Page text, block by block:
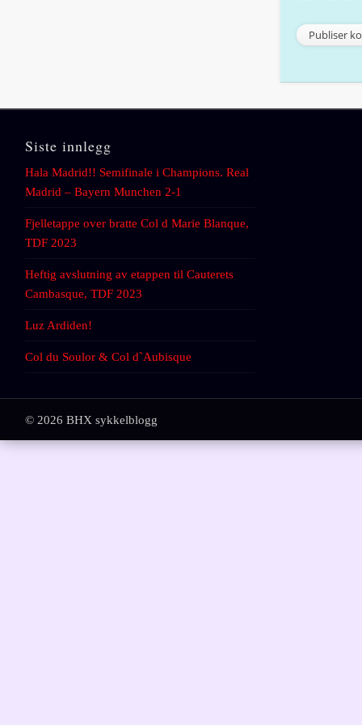
Siste innlegg
Hala Madrid!! Semifinale i Champions. Real
Madrid – Bayern Munchen 2-1
Fjelletappe over bratte Col d Marie Blanque,
TDF 2023
Heftig avslutning av etappen til Cauterets
Cambasque, TDF 2023
Luz Ardiden!
Col du Soulor & Col d`Aubisque
© 2026 BHX sykkelblogg